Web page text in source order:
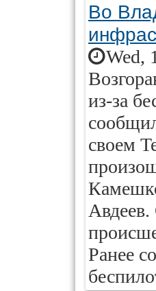
Во
Wed,
из-за
своем
Ранее